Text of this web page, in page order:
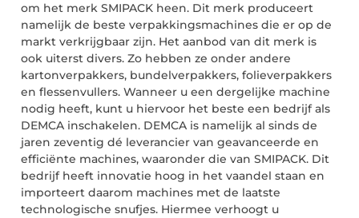
om het merk SMIPACK heen. Dit merk produceert
namelijk de beste verpakkingsmachines die er op de
markt verkrijgbaar zijn. Het aanbod van dit merk is
ook uiterst divers. Zo hebben ze onder andere
kartonverpakkers, bundelverpakkers, folieverpakkers
en flessenvullers. Wanneer u een dergelijke machine
nodig heeft, kunt u hiervoor het beste een bedrijf als
DEMCA inschakelen. DEMCA is namelijk al sinds de
jaren zeventig dé leverancier van geavanceerde en
efficiënte machines, waaronder die van SMIPACK. Dit
bedrijf heeft innovatie hoog in het vaandel staan en
importeert daarom machines met de laatste
technologische snufjes. Hiermee verhoogt u